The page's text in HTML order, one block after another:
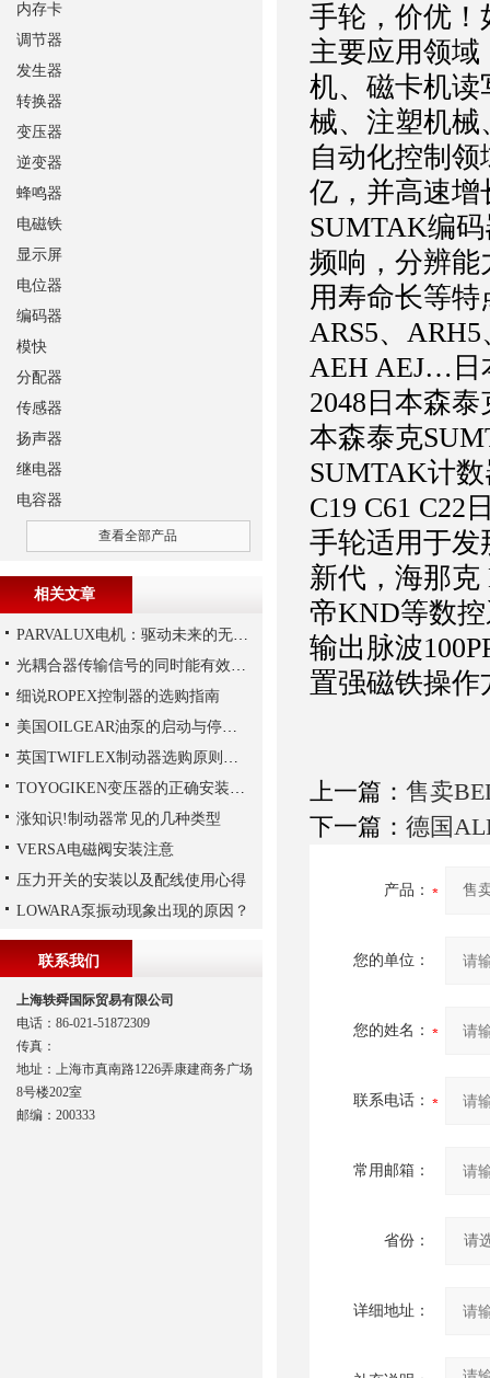
手轮，价优
主要应用领
机、磁卡机读
械、注塑机械
自动化控制
亿，并高速增
SUMTAK编
频响，分辨能
用寿命长等
ARS5、
AEH AEJ…日
2048日本森
本森泰克
SUMTAK计
C19 C61 C22
手轮适用于发
新代，海那克
帝KND等数
输出脉波
置强磁铁操作
上一篇： 售卖
下一篇： 德国
产品：
您的单位：
您的姓名：
联系电话：
常用邮箱：
省份：
详细地址：
内存卡
调节器
发生器
转换器
变压器
逆变器
蜂鸣器
电磁铁
显示屏
电位器
编码器
模快
分配器
传感器
扬声器
继电器
电容器
查看全部产品
相关文章
PARVALUX电机：驱动未来的无限可能
光耦合器传输信号的同时能有效抑制尖脉冲机各种杂讯干扰
细说ROPEX控制器的选购指南
美国OILGEAR油泵的启动与停机操作注意
英国TWIFLEX制动器选购原则详解
TOYOGIKEN变压器的正确安装方式
涨知识!制动器常见的几种类型
VERSA电磁阀安装注意
压力开关的安装以及配线使用心得
LOWARA泵振动现象出现的原因？
联系我们
上海轶舜国际贸易有限公司
电话：86-021-51872309
传真：
地址：上海市真南路1226弄康建商务广场
8号楼202室
邮编：200333